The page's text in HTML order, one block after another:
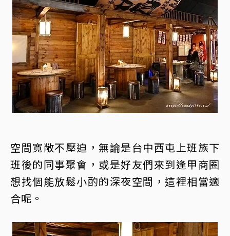
空間寬敞不壓迫，無論是台中西屯上班族下
班後的同事聚會，或是好友們來到逢甲商圈
想找個能放鬆小酌的深夜空間，這裡相當適
合呢。